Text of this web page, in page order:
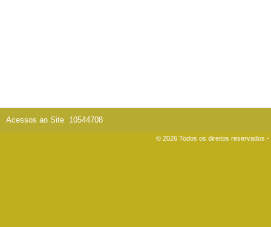
Acessos ao Site 10544708
© 2026 Todos os direitos reservados -